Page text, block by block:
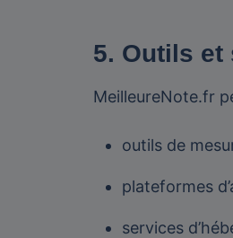
5. Outils
MeilleureNote.fr
outils de
plateformes
services